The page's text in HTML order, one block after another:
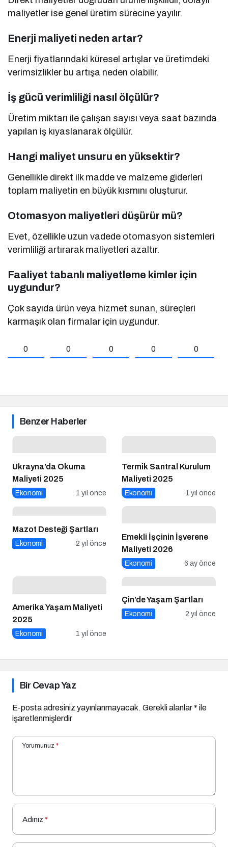
maliyetler ise genel üretim sürecine yayılır.
Enerji maliyeti neden artar?
Enerji fiyatlarındaki küresel artışlar ve üretimdeki
verimsizlikler bu artışa neden olabilir.
İş gücü verimliliği nasıl ölçülür?
Üretim miktarı ile çalışan sayısı veya saat bazında
yapılan iş kıyaslanarak ölçülür.
Hangi maliyet unsuru en yüksektir?
Genellikle direkt ilk madde ve malzeme giderleri
toplam maliyetin en büyük kısmını oluşturur.
Otomasyon maliyetleri düşürür mü?
Evet, özellikle uzun vadede otomasyon sistemleri
verimliliği artırarak maliyetleri azaltır.
Faaliyet tabanlı maliyetleme kimler için
uygundur?
Çok sayıda ürün veya hizmet sunan, süreçleri
karmaşık olan firmalar için uygundur.
0 0 0 0 0
Benzer Haberler
Ukrayna’da Okuma
Maliyeti 2025
Ekonomi 1 yıl önce
Termik Santral Kurulum
Maliyeti 2025
Ekonomi 1 yıl önce
Mazot Desteği Şartları
Ekonomi 2 yıl önce
Emekli İşçinin İşverene
Maliyeti 2026
Ekonomi 6 ay önce
Amerika Yaşam Maliyeti
2025
Ekonomi 1 yıl önce
Çin’de Yaşam Şartları
Ekonomi 2 yıl önce
Bir Cevap Yaz
E-posta adresiniz yayınlanmayacak. Gerekli alanlar* ile
işaretlenmişlerdir
Yorumunuz *
Adınız *